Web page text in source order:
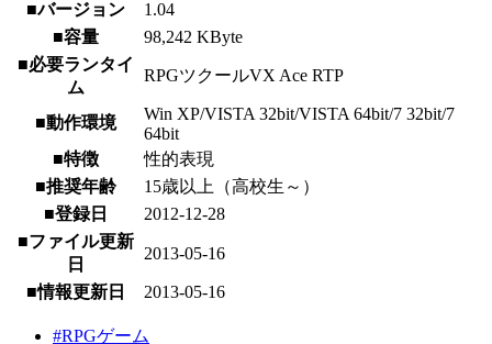
■バージョン
1.04
■容量
98,242 KByte
■必要ランタイ
ム
RPGツクールVX Ace RTP
■動作環境
Win XP/VISTA 32bit/VISTA 64bit/7 32bit/7
64bit
■特徴
性的表現
■推奨年齢
15歳以上（高校生～）
■登録日
2012-12-28
■ファイル更新
日
2013-05-16
■情報更新日 2013-05-16
#RPGゲーム